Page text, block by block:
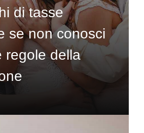
di tasse
se non conosci
regole della